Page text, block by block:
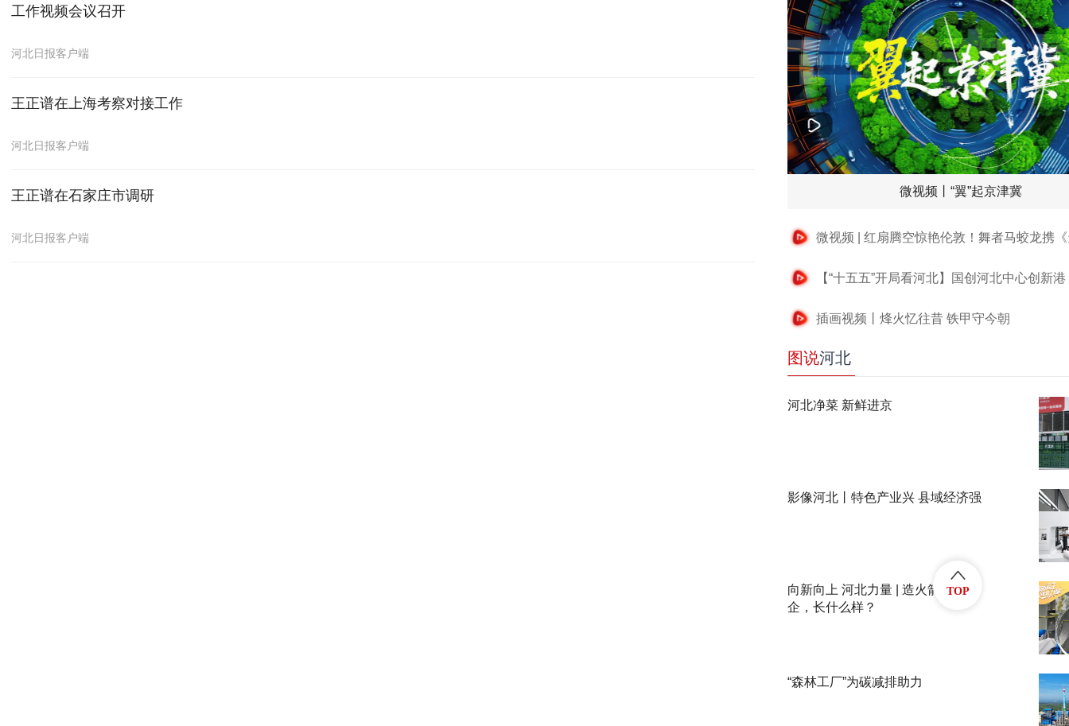
工作视频会议召开
河北日报客户端
王正谱在上海考察对接工作
河北日报客户端
王正谱在石家庄市调研
河北日报客户端
微视频丨“翼”起京津冀
插画视频丨烽火忆往昔 铁甲守今朝
图说河北
河北净菜 新鲜进京
影像河北丨特色产业兴 县域经济强
向新向上 河北力量 | 造火箭的民
企，长什么样？
“森林工厂”为碳减排助力
TOP